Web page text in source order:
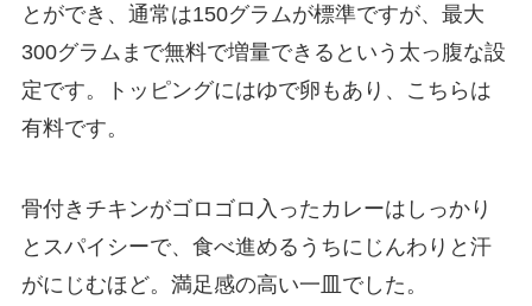
とができ、通常は150グラムが標準ですが、最大
300グラムまで無料で増量できるという太っ腹な設
定です。トッピングにはゆで卵もあり、こちらは
有料です。
骨付きチキンがゴロゴロ入ったカレーはしっかり
とスパイシーで、食べ進めるうちにじんわりと汗
がにじむほど。満足感の高い一皿でした。